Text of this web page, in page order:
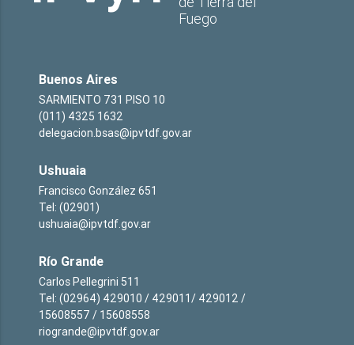
Fuego
Buenos Aires
SARMIENTO 731 PISO 10
(011) 4325 1632
delegacion.bsas@ipvtdf.gov.ar
Ushuaia
Francisco González 651
Tel: (02901)
ushuaia@ipvtdf.gov.ar
Río Grande
Carlos Pellegrini 511
Tel: (02964) 429010 / 429011/ 429012 /
15608557 / 15608558
riogrande@ipvtdf.gov.ar